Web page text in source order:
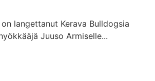
langettanut Kerava Bulldogsia
Juuso Armiselle...